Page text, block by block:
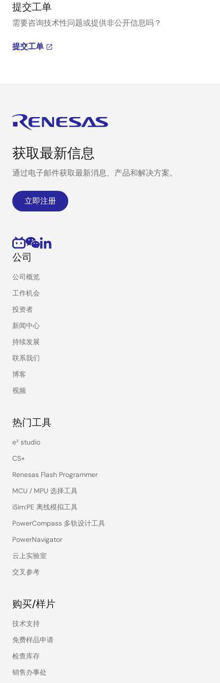
提交工单
需要咨询技术性问题或提供非公开信息吗？
提交工单
获取最新信息
通过电子邮件获取最新消息、产品和解决方案。
立即注册
公司
公司概览
工作机会
投资者
新闻中心
持续发展
联系我们
博客
视频
热门工具
e² studio
CS+
Renesas Flash Programmer
MCU / MPU 选择工具
iSim:PE 离线模拟工具
PowerCompass 多轨设计工具
PowerNavigator
云上实验室
交叉参考
购买/样片
技术支持
免费样品申请
检查库存
销售办事处